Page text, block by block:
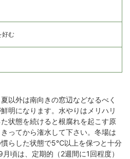
好む
以外は南向きの窓辺などなるべく
明になります。水やりはメリハリ
状態を続けると根腐れを起こす原
ってから潅水して下さい。冬場は
らした状態で5℃以上を保つと十分
頃は、定期的（2週間に1回程度）